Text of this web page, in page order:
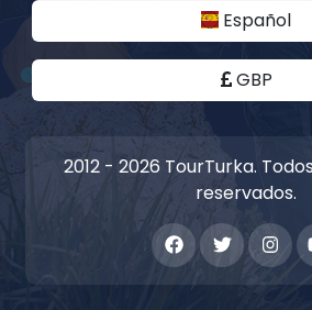
Español
GBP
2012 - 2026 TourTurka.
reservados.